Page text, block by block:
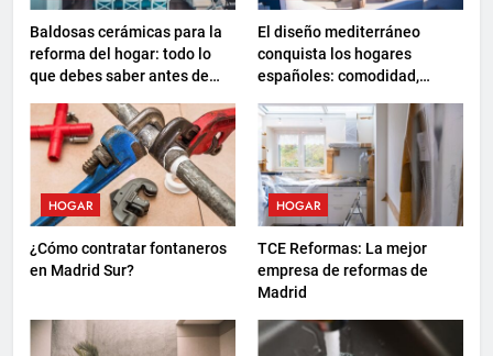
Baldosas cerámicas para la
reforma del hogar: todo lo
que debes saber antes de
El diseño mediterráneo
conquista los hogares
españoles: comodidad,
formas de descanso
HOGAR
¿Cómo contratar fontaneros
en Madrid Sur?
HOGAR
TCE Reformas: La mejor
empresa de reformas de
Madrid